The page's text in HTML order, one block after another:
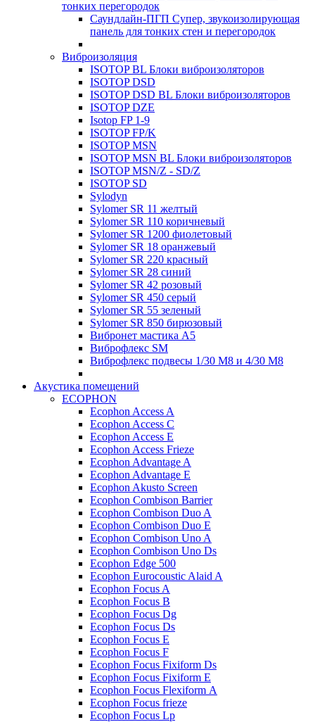
тонких перегородок
Саундлайн-ПГП Супер, звукоизолирующая
панель для тонких стен и перегородок
Виброизоляция
ISOTOP BL Блоки виброизоляторов
ISOTOP DSD
ISOTOP DSD BL Блоки виброизоляторов
ISOTOP DZE
Isotop FP 1-9
ISOTOP FP/K
ISOTOP MSN
ISOTOP MSN BL Блоки виброизоляторов
ISOTOP MSN/Z - SD/Z
ISOTOP SD
Sylodyn
Sylomer SR 11 желтый
Sylomer SR 110 коричневый
Sylomer SR 1200 фиолетовый
Sylomer SR 18 оранжевый
Sylomer SR 220 красный
Sylomer SR 28 синий
Sylomer SR 42 розовый
Sylomer SR 450 серый
Sylomer SR 55 зеленый
Sylomer SR 850 бирюзовый
Вибронет мастика А5
Виброфлекс SM
Виброфлекс подвесы 1/30 М8 и 4/30 М8
Акустика помещений
ECOPHON
Ecophon Access A
Ecophon Access C
Ecophon Access E
Ecophon Access Frieze
Ecophon Advantage A
Ecophon Advantage E
Ecophon Akusto Screen
Ecophon Combison Barrier
Ecophon Combison Duo A
Ecophon Combison Duo E
Ecophon Combison Uno A
Ecophon Combison Uno Ds
Ecophon Edge 500
Ecophon Eurocoustic Alaid A
Ecophon Focus A
Ecophon Focus B
Ecophon Focus Dg
Ecophon Focus Ds
Ecophon Focus E
Ecophon Focus F
Ecophon Focus Fixiform Ds
Ecophon Focus Fixiform E
Ecophon Focus Flexiform А
Ecophon Focus frieze
Ecophon Focus Lp